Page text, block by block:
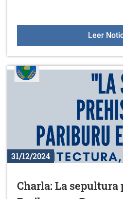
Leer
31/12/2024
Charla: La sepultura